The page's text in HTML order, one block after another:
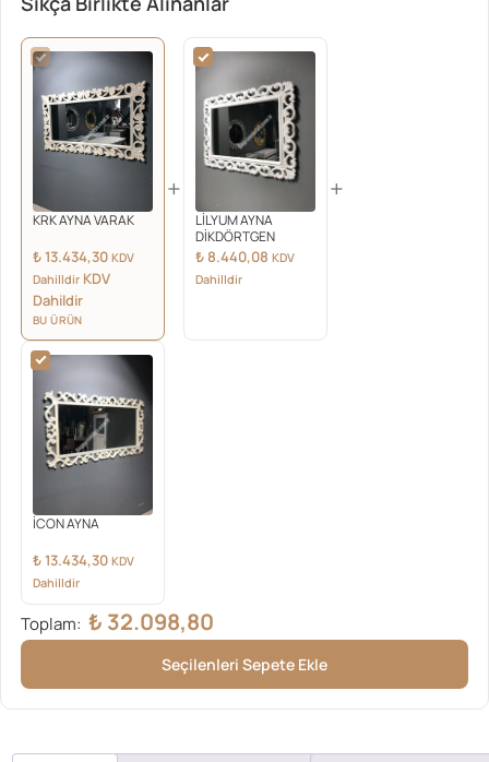
KRK AYNA VARAK
₺13.434,30 KDV
Dahilldir KDV
Dahildir
BU ÜRÜN
+
LİLYUM AYNA
DİKDÖRTGEN
₺8.440,08 KDV
Dahilldir
+
İCON AYNA
₺13.434,30 KDV
Dahilldir
Toplam: ₺ 32.098,80
Seçilenleri Sepete Ekle